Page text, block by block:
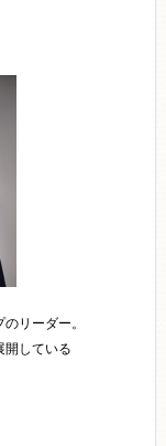
リーダー。
開している